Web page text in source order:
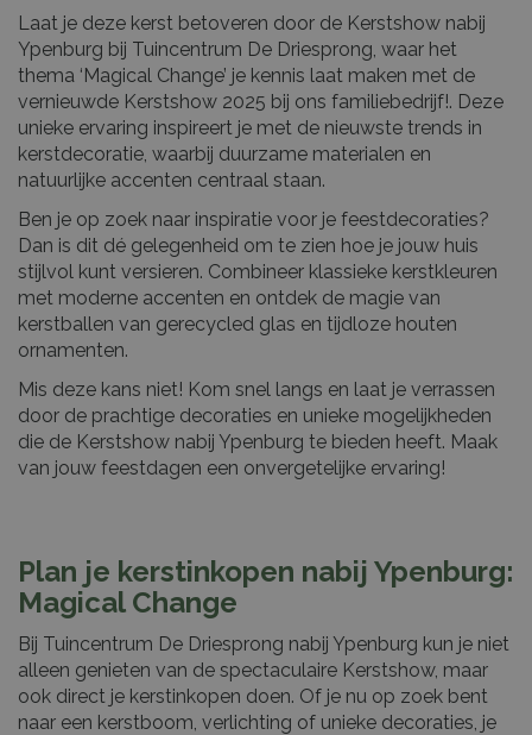
Laat je deze kerst betoveren door de Kerstshow nabij
Ypenburg bij Tuincentrum De Driesprong, waar het
thema ‘Magical Change’ je kennis laat maken met de
vernieuwde Kerstshow 2025 bij ons familiebedrijf!. Deze
unieke ervaring inspireert je met de nieuwste trends in
kerstdecoratie, waarbij duurzame materialen en
natuurlijke accenten centraal staan.
Ben je op zoek naar inspiratie voor je feestdecoraties?
Dan is dit dé gelegenheid om te zien hoe je jouw huis
stijlvol kunt versieren. Combineer klassieke kerstkleuren
met moderne accenten en ontdek de magie van
kerstballen van gerecycled glas en tijdloze houten
ornamenten.
Mis deze kans niet! Kom snel langs en laat je verrassen
door de prachtige decoraties en unieke mogelijkheden
die de Kerstshow nabij Ypenburg te bieden heeft. Maak
van jouw feestdagen een onvergetelijke ervaring!
Plan je kerstinkopen nabij Ypenburg:
Magical Change
Bij Tuincentrum De Driesprong nabij Ypenburg kun je niet
alleen genieten van de spectaculaire Kerstshow, maar
ook direct je kerstinkopen doen. Of je nu op zoek bent
naar een kerstboom, verlichting of unieke decoraties, je